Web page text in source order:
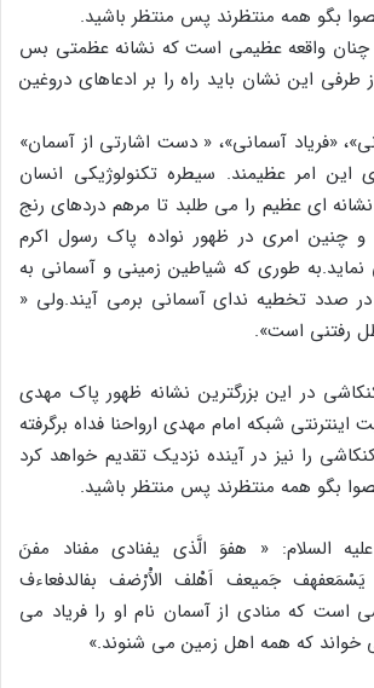
بگو همه منتظرند پس منتظر باشید.
واقعه عظیمی است که نشانه عظمتی بس
این نشان باید راه را بر ادعاهای دروغین
«فریاد آسمانی»، « دست اشارتی از آسمان»
امر عظیمند. سیطره تکنولوژیکی انسان
ای عظیم را می طلبد تا مرهم دردهای رنج
و چنین امری در ظهور نواده پاک رسول اکرم
طوری که شیاطین زمینی و آسمانی به
صدد تخطیه ندای آسمانی برمی آیند.ولی «
رفتنی است».
در این بزرگترین نشانه ظهور پاک مهدی
شبکه امام مهدی ارواحنا فداه برگرفته
را نیز در آینده نزدیک تقدیم خواهد کرد
بگو همه منتظرند پس منتظر باشید.
السلام: « هفوَ الَّذى یفنادى مفناد مفنَ
یَسْمَعفهف جَمیعف اَهْلف الاَْرْضف بفالدفعاءف
« او کسى است که منادى از آسمان نام او را فریاد مى
خواند که همه اهل زمین مى شنوند.»